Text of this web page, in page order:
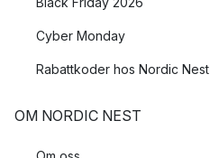
Cyber Monday
Rabattkoder hos Nordic Nest
OM NORDIC NEST